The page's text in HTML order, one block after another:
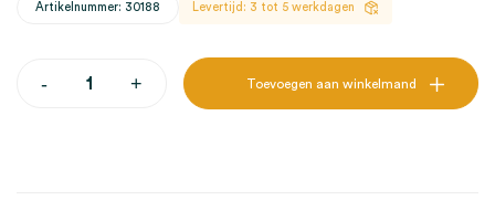
Artikelnummer: 30188 Levertijd: 3 tot 5 werkdagen
- + Toevoegen aan winkelmand